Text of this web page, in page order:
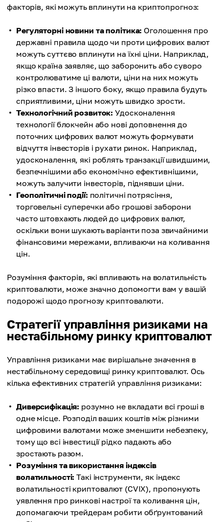
факторів, які можуть вплинути на криптопрогноз:
Регуляторні новини та політика: Оголошення про
державні правила щодо чи проти цифрових валют
можуть суттєво вплинути на їхні ціни. Наприклад,
якщо країна заявляє, що заборонить або суворо
контролюватиме ці валюти, ціни на них можуть
різко впасти. З іншого боку, якщо правила будуть
сприятливими, ціни можуть швидко зрости.
Технологічний розвиток: Удосконалення
технології блокчейн або нові доповнення до
поточних цифрових валют можуть формувати
відчуття інвесторів і рухати ринок. Наприклад,
удосконалення, які роблять транзакції швидшими,
безпечнішими або економічно ефективнішими,
можуть залучити інвесторів, піднявши ціни.
Геополітичні події: політичні потрясіння,
торговельні суперечки або грошові заборони
часто штовхають людей до цифрових валют,
оскільки вони шукають варіанти поза звичайними
фінансовими мережами, впливаючи на коливання
цін.
Розуміння факторів, які впливають на волатильність
криптовалюти, може значно допомогти вам у вашій
подорожі щодо прогнозу криптовалюти.
Стратегії управління ризиками на
нестабільному ринку криптовалют
Управління ризиками має вирішальне значення в
нестабільному середовищі ринку криптовалют. Ось
кілька ефективних стратегій управління ризиками:
Диверсифікація: розумно не вкладати всі гроші в
одне місце. Розподіл ваших коштів між різними
цифровими валютами може зменшити небезпеку,
тому що всі інвестиції рідко падають або
зростають разом.
Розуміння та використання індексів
волатильності: Такі інструменти, як індекс
волатильності криптовалют (CVIX), пропонують
уявлення про ринкові настрої та коливання цін,
допомагаючи трейдерам робити обґрунтований